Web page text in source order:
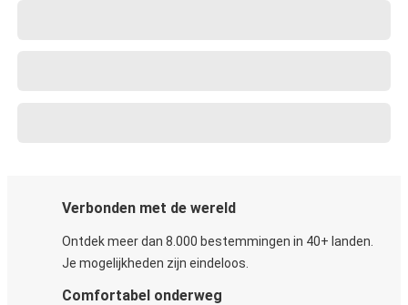
Verbonden met de wereld
Ontdek meer dan 8.000 bestemmingen in 40+ landen.
Je mogelijkheden zijn eindeloos.
Comfortabel onderweg